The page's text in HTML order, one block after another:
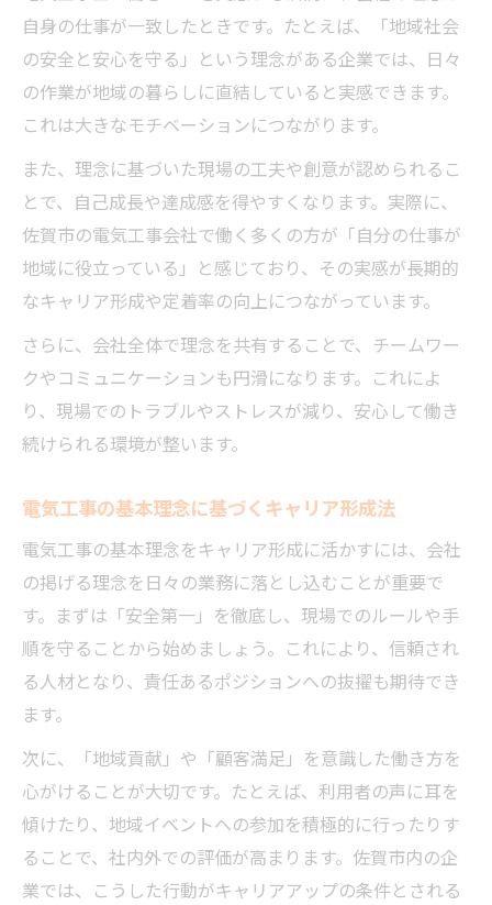
自身の仕事が一致したときです。たとえば、「地域社会
の安全と安心を守る」という理念がある企業では、日々
の作業が地域の暮らしに直結していると実感できます。
これは大きなモチベーションにつながります。
また、理念に基づいた現場の工夫や創意が認められるこ
とで、自己成長や達成感を得やすくなります。実際に、
佐賀市の電気工事会社で働く多くの方が「自分の仕事が
地域に役立っている」と感じており、その実感が長期的
なキャリア形成や定着率の向上につながっています。
さらに、会社全体で理念を共有することで、チームワー
クやコミュニケーションも円滑になります。これによ
り、現場でのトラブルやストレスが減り、安心して働き
続けられる環境が整います。
電気工事の基本理念に基づくキャリア形成法
電気工事の基本理念をキャリア形成に活かすには、会社
の掲げる理念を日々の業務に落とし込むことが重要で
す。まずは「安全第一」を徹底し、現場でのルールや手
順を守ることから始めましょう。これにより、信頼され
る人材となり、責任あるポジションへの抜擢も期待でき
ます。
次に、「地域貢献」や「顧客満足」を意識した働き方を
心がけることが大切です。たとえば、利用者の声に耳を
傾けたり、地域イベントへの参加を積極的に行ったりす
ることで、社内外での評価が高まります。佐賀市内の企
業では、こうした行動がキャリアアップの条件とされる